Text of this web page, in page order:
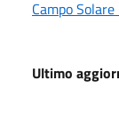
Campo
Ultimo